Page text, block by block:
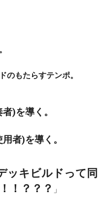
もたらすテンポ。
)を導く。
者)を導く。
ッキビルドって同
！？？？ 」